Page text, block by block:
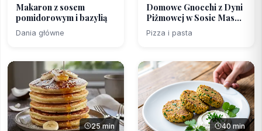
Makaron z sosem
pomidorowym i bazylią
Dania główne
Domowe Gnocchi z Dyni
Piżmowej w Sosie Mas...
Pizza i pasta
25 min 40 min